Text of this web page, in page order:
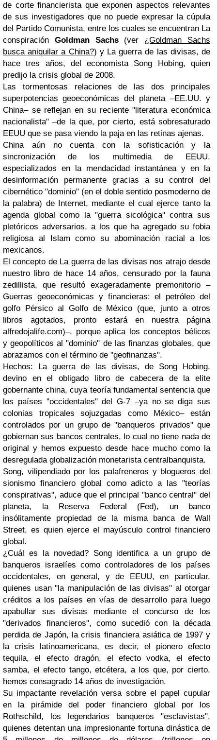
de corte financierista que exponen aspectos relevantes
de sus investigadores que no puede expresar la cúpula
del Partido Comunista, entre los cuales se encuentran La
conspiración Goldman Sachs(ver ¿Goldman Sachs
busca aniquilar a China?) y La guerra de las divisas, de
hace tres años, del economista Song Hobing, quien
predijo la crisis global de 2008.
Las tormentosas relaciones de las dos principales
superpotencias geoeconómicas del planeta –EE.UU. y
China– se reflejan en su reciente "literatura económica
nacionalista" –de la que, por cierto, está sobresaturado
EEUU que se pasa viendo la paja en las retinas ajenas.
China aún no cuenta con la sofisticación y la
sincronización de los multimedia de EEUU,
especializados en la mendacidad instantánea y en la
desinformación permanente gracias a su control del
cibernético "dominio" (en el doble sentido posmoderno de
la palabra) de Internet, mediante el cual ejerce tanto la
agenda global como la "guerra sicológica" contra sus
pletóricos adversarios, a los que ha agregado su fobia
religiosa al Islam como su abominación racial a los
mexicanos.
El concepto de La guerra de las divisas nos atrajo desde
nuestro libro de hace 14 años, censurado por la fauna
zedillista, que resultó exageradamente premonitorio –
Guerras geoeconómicas y financieras: el petróleo del
golfo Pérsico al Golfo de México (que, junto a otros
libros agotados, pronto estará en nuestra página
alfredojalife.com)–, porque aplica los conceptos bélicos
y geopolíticos al "dominio" de las finanzas globales, que
abrazamos con el término de "geofinanzas".
Hechos: La guerra de las divisas, de Song Hobing,
devino en el obligado libro de cabecera de la elite
gobernante china, cuya teoría fundamental sentencia que
los países "occidentales" del G-7 –ya no se diga sus
colonias tropicales sojuzgadas como México– están
controlados por un grupo de "banqueros privados" que
gobiernan sus bancos centrales, lo cual no tiene nada de
original y hemos expuesto desde hace mucho como la
desregulada globalización monetarista centralbanquista.
Song, vilipendiado por los palafreneros y blogueros del
sionismo financiero global como adicto a las "teorías
conspirativas", aduce que el principal "banco central" del
planeta, la Reserva Federal (Fed), un banco
insólitamente propiedad de la misma banca de Wall
Street, es quien ejerce el mayúsculo control financiero
global.
¿Cuál es la novedad? Song identifica a un grupo de
banqueros israelíes como controladores de los países
occidentales, en general, y de EEUU, en particular,
quienes usan "la manipulación de las divisas" al otorgar
créditos a los países en vías de desarrollo para luego
apabullar sus divisas mediante el concurso de los
"derivados financieros", como sucedió con la década
perdida de Japón, la crisis financiera asiática de 1997 y
la crisis latinoamericana, es decir, el pionero efecto
tequila, el efecto dragón, el efecto vodka, el efecto
samba, el efecto tango, etcétera, a los que, por cierto,
hemos consagrado 14 años de investigación.
Su impactante revelación versa sobre el papel cupular
en la pirámide del poder financiero global por los
Rothschild, los legendarios banqueros "esclavistas",
quienes detentan una impresionante fortuna dinástica de